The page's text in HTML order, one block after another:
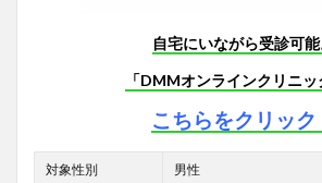
自宅にいながら受診可能
「DMMオンラインクリニッ
こちらをクリック
対象性別 男性